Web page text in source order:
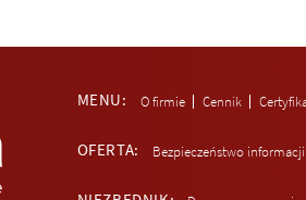
MENU O firmie Cennik
OFERTA Bezpieczeństwo informacji